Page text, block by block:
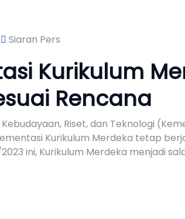
Siaran Pers
Kurikulum
Rencana
Riset, dan Teknologi
Kurikulum Merdeka tetap
ini, Kurikulum Merdeka menjadi